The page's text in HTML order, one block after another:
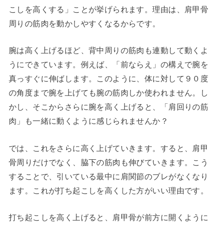
こしを高くする」ことが挙げられます。理由は、肩甲骨
周りの筋肉を動かしやすくなるからです。
腕は高く上げるほど、背中周りの筋肉も連動して動くよ
うにできています。例えば、「前ならえ」の構えで腕を
真っすぐに伸ばします。このように、体に対して９０度
の角度まで腕を上げても腕の筋肉しか使われません。し
かし、そこからさらに腕を高く上げると、「肩回りの筋
肉」も一緒に動くように感じられませんか？
では、これをさらに高く上げていきます。すると、肩甲
骨周りだけでなく、脇下の筋肉も伸びていきます。こう
することで、引いている最中に肩関節のブレがなくなり
ます。これが打ち起こしを高くした方がいい理由です。
打ち起こしを高く上げると、肩甲骨が前方に開くように